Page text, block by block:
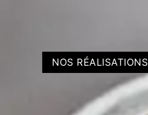
NOS RÉALISATIONS